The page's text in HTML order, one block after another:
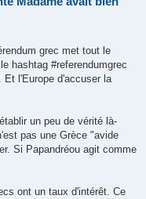
grec met tout le
hashtag #referendumgrec
l'Europe d'accuser la
un peu de vérité là-
pas une Grèce "avide
Si Papandréou agit comme
ont un taux d'intérêt. Ce